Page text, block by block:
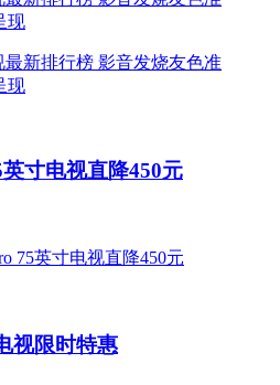
寸电视直降450元
视限时特惠